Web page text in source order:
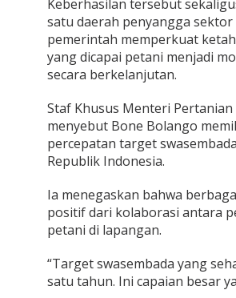
k
t
a
Keberhasilan tersebut
satu daerah penyangga
pemerintah memperkuat
yang dicapai petani menjadi
secara berkelanjutan.
Staf Khusus Menteri
menyebut Bone Bolango
percepatan target
Republik Indonesia.
Ia menegaskan bahwa
positif dari kolaborasi antara
petani di lapangan.
“Target swasembada yang
satu tahun. Ini capaian besar